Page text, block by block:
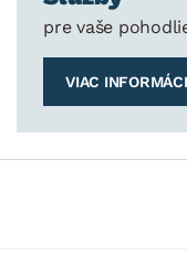
pre vaše
VIAC